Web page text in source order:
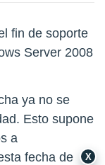
fin de soporte
Server 2008
ya no se
Esto supone
a
fecha de
X